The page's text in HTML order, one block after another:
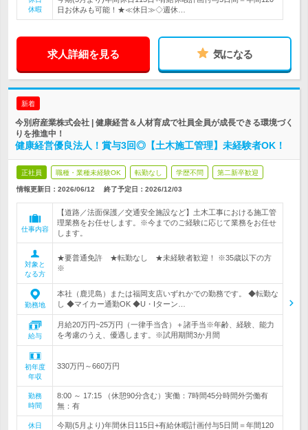
休暇
日お休みも可能！★≪休日≫◇週休…
求人詳細を見る 気になる
新着
今別府産業株式会社 | 健康経営＆人材育成で社員全員が成長できる環境づく
りを推進中！
健康経営優良法人！賞与3回◎【土木施工管理】未経験者OK！
正社員 職種・業種未経験OK 転勤なし 学歴不問 第二新卒歓迎
情報更新日：2026/06/12 終了予定日： 2026/12/03
仕事内容
【道路／法面保護／交通安全施設など】土木工事における施工管
理業務をお任せします。※今までのご経験に応じて業務をお任せ
します。
対象と
なる方
★要普通免許 ★転勤なし ★未経験者歓迎！ ※35歳以下の方
※
勤務地
本社（鹿児島）または福岡支店いずれかでの勤務です。 ◆転勤な
し ◆マイカー通勤OK ◆U・Iターン…
給与
月給20万円~25万円（一律手当含）＋諸手当※年齢、経験、能力
を考慮のうえ、優遇します。※試用期間3か月間
初年度
年収
330万円～660万円
勤務
時間
8:00 ～ 17:15 （休憩90分含む）実働：7時間45分時間外労働有
無：有
休日
今期(5月より)年間休日115日+有給休暇計画付与5日間＝年間120